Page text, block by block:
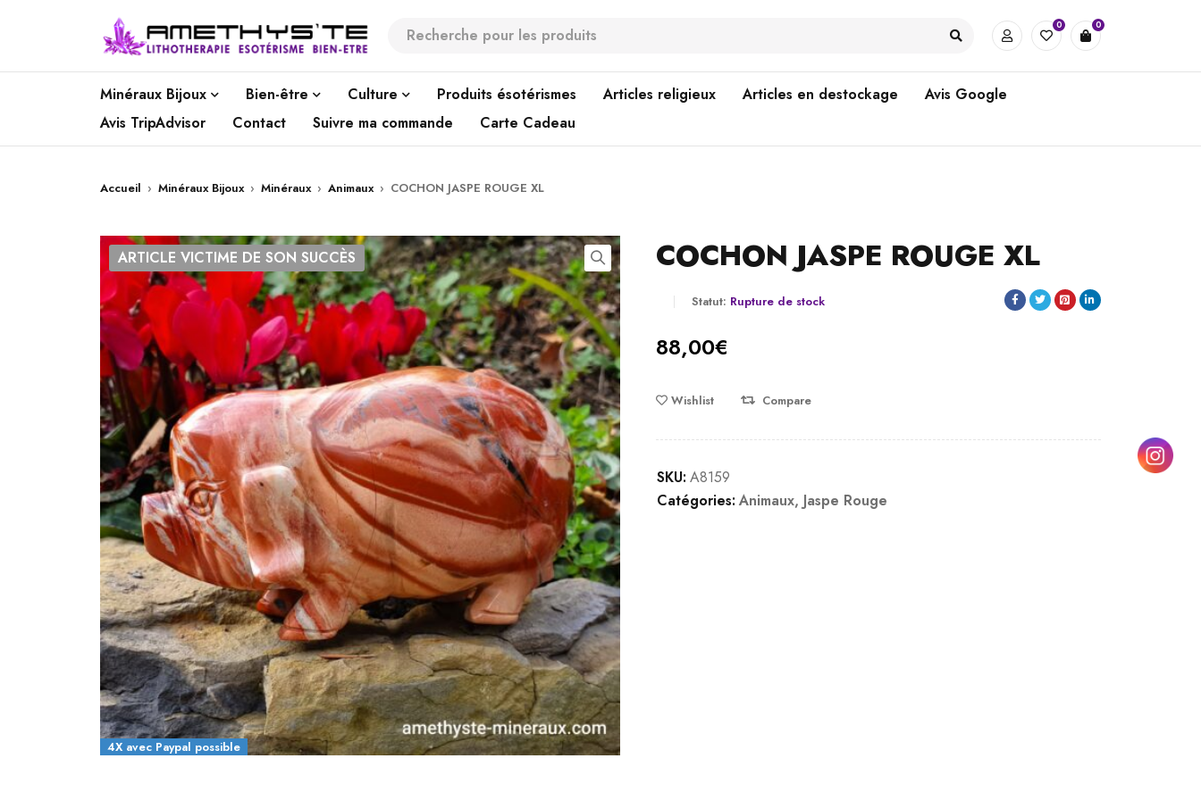
0 0
Minéraux Bijoux Bien-être Culture Produits ésotérismes Articles religieux Articles en destockage
Avis Google
Avis TripAdvisor
Contact Suivre ma commande Carte Cadeau
Accueil › Minéraux Bijoux › Minéraux › Animaux › COCHON JASPE ROUGE XL
4X avec Paypal possible
ARTICLE VICTIME DE SON SUCCÈS COCHON JASPE ROUGE XL
Statut: Rupture de stock
88,00€
Wishlist Compare
SKU: A8159
Catégories: Animaux, Jaspe Rouge